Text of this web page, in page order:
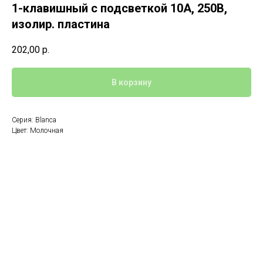
1-клавишный с подсветкой 10А, 250B,
изолир. пластина
202,00 р.
В корзину
Серия: Blanca
Цвет: Молочная